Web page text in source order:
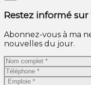
Restez informé
Abonnez-vous à ma
nouvelles du jour.